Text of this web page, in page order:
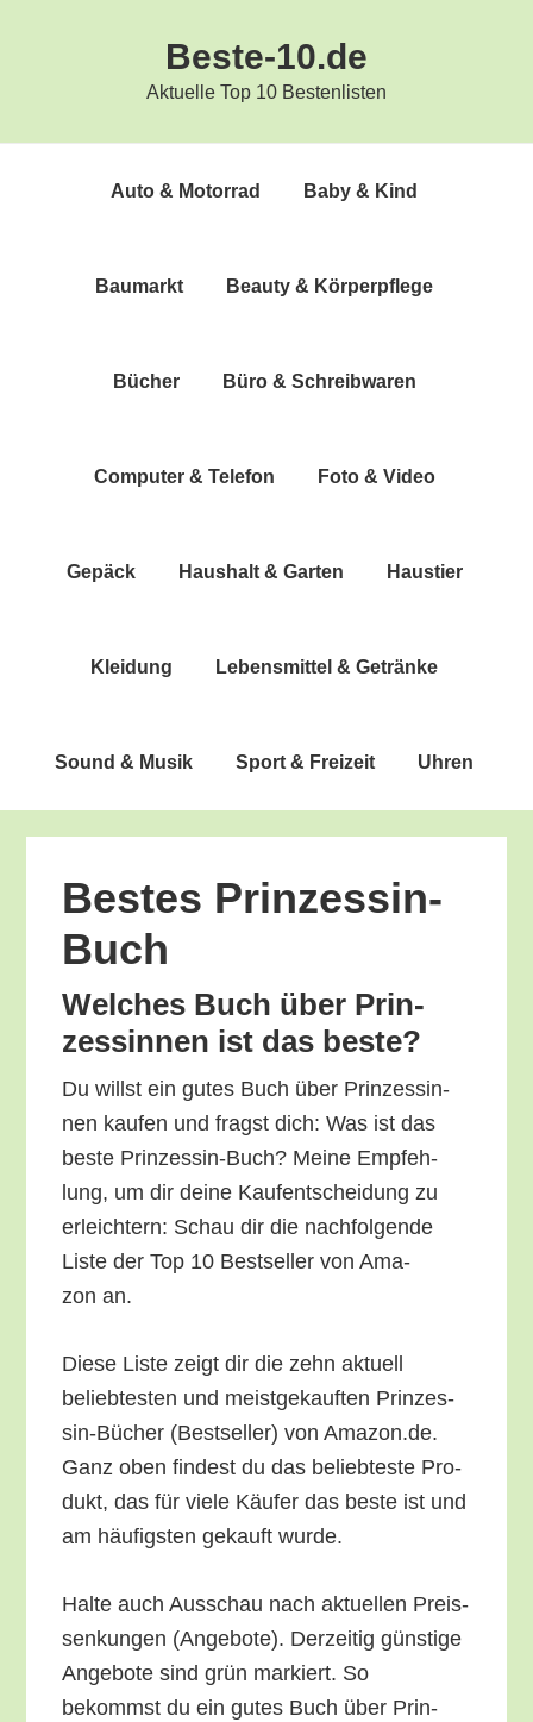
Beste-10.de
Aktuelle Top 10 Bestenlisten
Auto & Motorrad Baby & Kind
Bau­markt Beau­ty & Körperpflege
Bücher Büro & Schreibwaren
Com­pu­ter & Telefon Foto & Video
Gepäck Haus­halt & Garten Haus­tier
Klei­dung Lebens­mit­tel & Getränke
Sound & Musik Sport & Freizeit Uhren
Bes­tes Prinzessin-
Buch
Wel­ches Buch über Prin­
zes­sin­nen ist das beste?
Du willst ein gutes Buch über Prin­zes­sin­
nen kau­fen und fragst dich: Was ist das
bes­te Prin­zes­sin-Buch? Mei­ne Emp­feh­
lung, um dir dei­ne Kauf­ent­schei­dung zu
erleich­tern: Schau dir die nach­fol­gen­de
Lis­te der Top 10 Best­sel­ler von Ama­
zon an.
Die­se Lis­te zeigt dir die zehn aktu­ell
belieb­tes­ten und meist­ge­kauf­ten Prin­zes­
sin-Bücher (Best­sel­ler) von Amazon.de.
Ganz oben fin­dest du das belieb­tes­te Pro­
dukt, das für vie­le Käu­fer das bes­te ist und
am häu­figs­ten gekauft wurde.
Hal­te auch Aus­schau nach aktu­el­len Preis­
sen­kun­gen (Ange­bo­te). Der­zei­tig güns­ti­ge
Ange­bo­te sind grün mar­kiert. So
bekommst du ein gutes Buch über Prin­